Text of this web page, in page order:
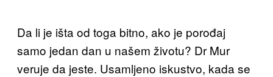
Da li je išta od toga bitno, ako je porođaj
samo jedan dan u našem životu? Dr Mur
veruje da jeste. Usamljeno iskustvo, kada se